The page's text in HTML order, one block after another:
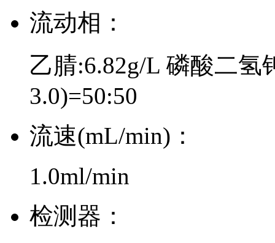
流动相：
乙腈:6.82g/L 磷酸二氢
3.0)=50:50
流速(mL/min)：
1.0ml/min
检测器：